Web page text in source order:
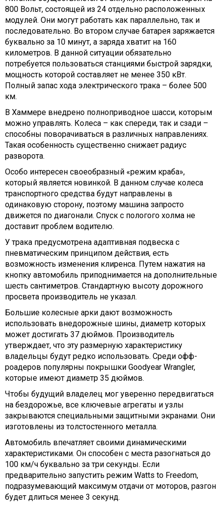
800 Вольт, состоящей из 24 отдельно расположенных
модулей. Они могут работать как параллельно, так и
последовательно. Во втором случае батарея заряжается
буквально за 10 минут, а заряда хватит на 160
километров. В данной ситуации обязательно
потребуется пользоваться станциями быстрой зарядки,
мощность которой составляет не менее 350 кВт.
Полный запас хода электрического трака – более 500
км.
В Хаммере внедрено полноприводное шасси, которым
можно управлять. Колеса – как спереди, так и сзади –
способны поворачиваться в различных направлениях.
Такая особенность существенно снижает радиус
разворота.
Особо интересен своеобразный «режим краба»,
который является новинкой. В данном случае колеса
транспортного средства будут направлены в
одинаковую сторону, поэтому машина запросто
движется по диагонали. Спуск с пологого холма не
доставит проблем водителю.
У трака предусмотрена адаптивная подвеска с
пневматическим принципом действия, есть
возможность изменения клиренса. Путем нажатия на
кнопку автомобиль приподнимается на дополнительные
шесть сантиметров. Стандартную высоту дорожного
просвета производитель не указал.
Большие колесные арки дают возможность
использовать внедорожные шины, диаметр которых
может достигать 37 дюймов. Производитель
утверждает, что эту размерную характеристику
владельцы будут редко использовать. Среди офф-
роадеров популярны покрышки Goodyear Wrangler,
которые имеют диаметр 35 дюймов.
Чтобы будущий владелец мог уверенно передвигаться
на бездорожье, все ключевые агрегаты и узлы
закрываются специальными защитными экранами. Они
изготовлены из толстостенного металла.
Автомобиль впечатляет своими динамическими
характеристиками. Он способен с места разогнаться до
100 км/ч буквально за три секунды. Если
предварительно запустить режим Watts to Freedom,
подразумевающий максимум отдачи от моторов, разгон
будет длиться менее 3 секунд.